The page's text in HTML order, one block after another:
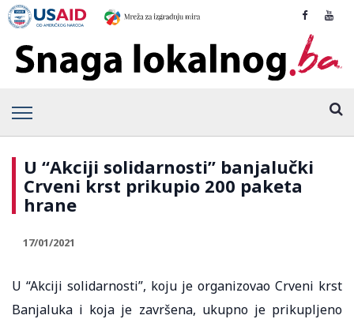
U “Akciji solidarnosti” banjalučki
Crveni krst prikupio 200 paketa
hrane
17/01/2021
U “Akciji solidarnosti”, koju je organizovao Crveni krst
Banjaluka i koja je završena, ukupno je prikupljeno